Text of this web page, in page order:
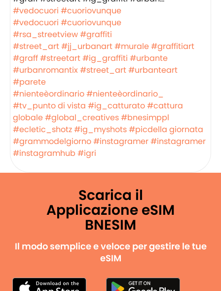
#vedocuori #cuoriovunque
#vedocuori #cuoriovunque
#rsa_streetview#graffiti
#street_art#jj_urbanart#murale#graffitiart
#graff#streetart#ig_graffiti #urbante
#urbanromantix#street_art#urbanteart
#parete
#nienteèordinario#nienteèordinario_
#tv_punto di vista #ig_catturato#cattura
globale#global_creatives#bnesimppl
#ecletic_shotz#ig_myshots#picdella giornata
#grammodelgiorno#instagramer#instagramer
#instagramhub #igri
Scarica il
Applicazione eSIM
BNESIM
Il modo semplice e veloce per gestire le tue
eSIM